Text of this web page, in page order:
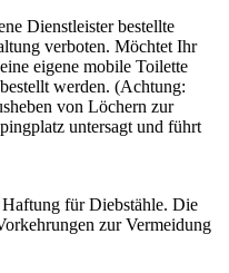
Dienstleister bestellte
verboten. Möchtet Ihr
eigene mobile Toilette
werden. (Achtung:
von Löchern zur
untersagt und führt
für Diebstähle. Die
zur Vermeidung